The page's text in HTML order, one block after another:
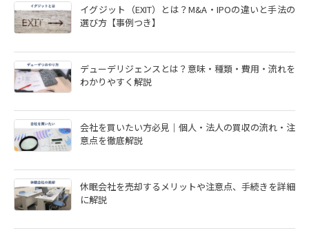
イグジット（EXIT）とは？M&A・IPOの違いと手法の
選び方【事例つき】
デューデリジェンスとは？意味・種類・費用・流れを
わかりやすく解説
会社を買いたい方必見｜個人・法人の買収の流れ・注
意点を徹底解説
休眠会社を売却するメリットや注意点、手続きを詳細
に解説